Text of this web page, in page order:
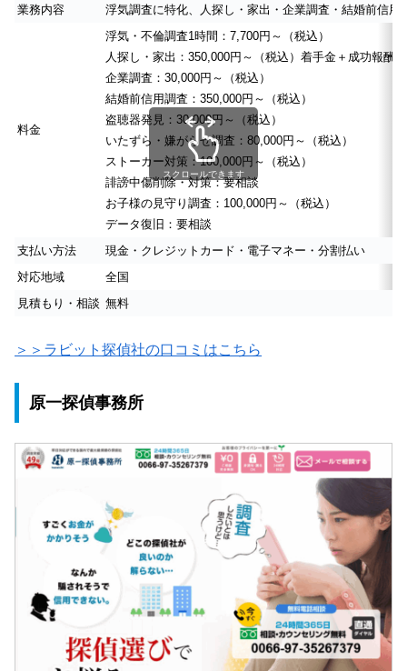
業務内容
浮気調査に特化、人探し・家出・企業調査・結婚前信
料金
浮気・不倫調査1時間：7,700円～（税込）
人探し・家出：350,000円～（税込）着手金＋成功報酬
企業調査：30,000円～（税込）
結婚前信用調査：350,000円～（税込）
盗聴器発見：30,000円～（税込）
いたずら・嫌がらせ調査：80,000円～（税込）
ストーカー対策：100,000円～（税込）
誹謗中傷削除・対策：要相談
お子様の見守り調査：100,000円～（税込）
データ復旧：要相談
支払い方法
現金・クレジットカード・電子マネー・分割払い
対応地域
全国
見積もり・相談 無料
スクロールできます
＞＞ラビット探偵社の口コミはこちら
原一探偵事務所